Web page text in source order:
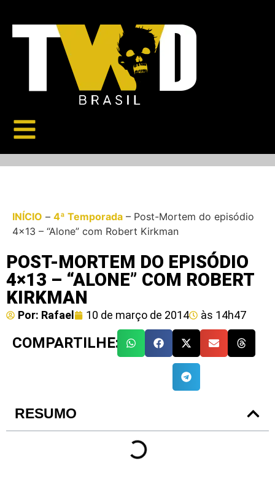
INÍCIO – 4ª Temporada – Post-Mortem do episódio
4×13 – “Alone” com Robert Kirkman
POST-MORTEM DO EPISÓDIO
4×13 – “ALONE” COM ROBERT
KIRKMAN
Por: Rafael 10 de março de 2014 às 14h47
COMPARTILHE:
RESUMO